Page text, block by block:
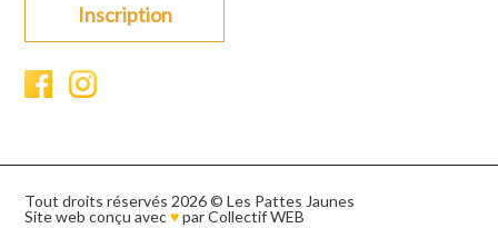
Inscription
Tout droits réservés 2026 © Les Pattes Jaunes
Site web conçu avec♥parCollectif WEB